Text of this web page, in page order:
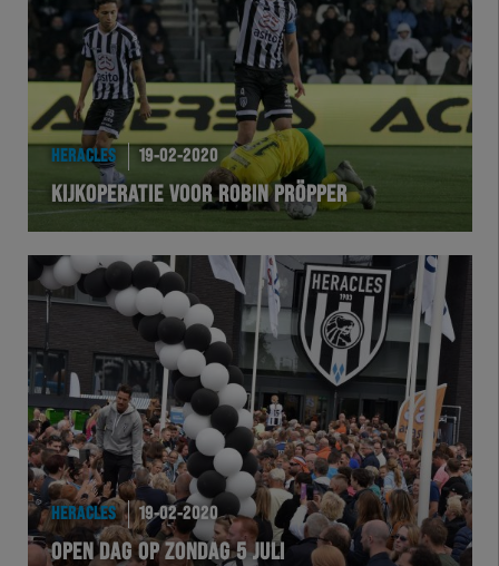
HERACLES 19-02-2020
KIJKOPERATIE VOOR ROBIN PRÖPPER
HERACLES 19-02-2020
OPEN DAG OP ZONDAG 5 JULI